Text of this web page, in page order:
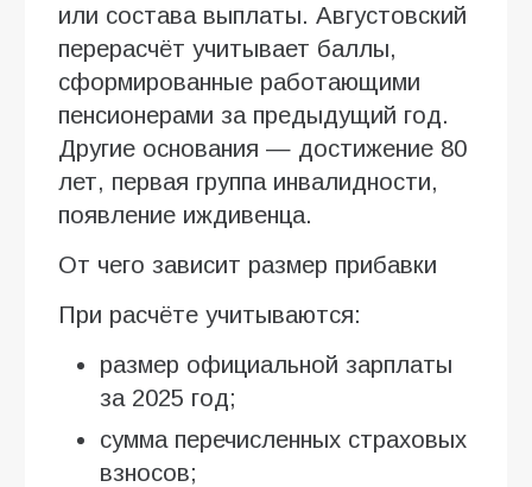
или состава выплаты. Августовский
перерасчёт учитывает баллы,
сформированные работающими
пенсионерами за предыдущий год.
Другие основания — достижение 80
лет, первая группа инвалидности,
появление иждивенца.
От чего зависит размер прибавки
При расчёте учитываются:
размер официальной зарплаты
за 2025 год;
сумма перечисленных страховых
взносов;